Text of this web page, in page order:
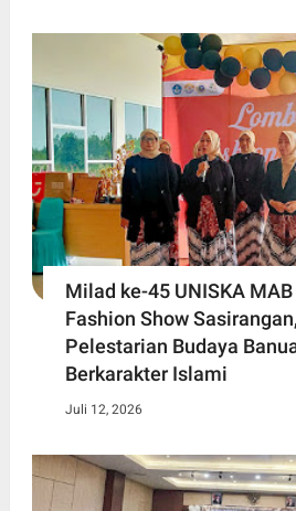
Milad ke-45 UNISKA
Fashion Show
Pelestarian Budaya
Berkarakter Islami
Juli 12, 2026